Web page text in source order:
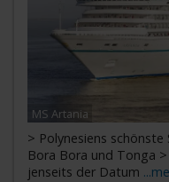
MS Artania
> Polynesiens
Bora Bora und Tonga
jenseits der Datum